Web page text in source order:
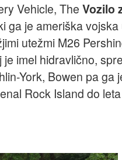
Vehicle, The Vozilo
ga je ameriška
utežmi M26
imel hidravlično,
York, Bowen pa ga
Rock Island do